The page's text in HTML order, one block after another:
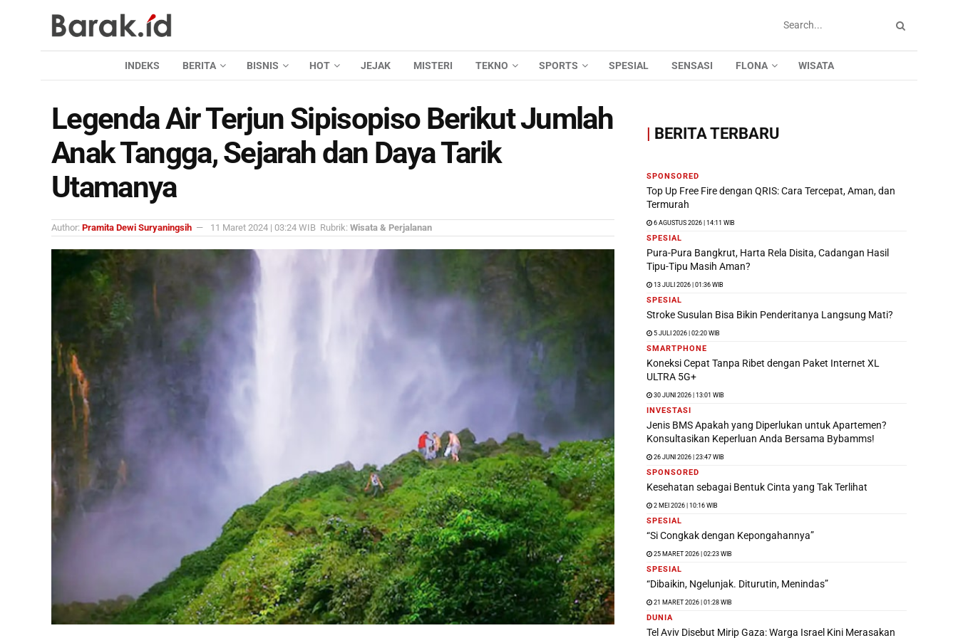
INDEKS BERITA BISNIS HOT JEJAK MISTERI TEKNO SPORTS SPESIAL SENSASI FLONA WISATA
Legenda Air Terjun Sipisopiso Berikut Jumlah
Anak Tangga, Sejarah dan Daya Tarik
Utamanya
Author: Pramita Dewi Suryaningsih 11 Maret 2024 | 03:24 WIB Rubrik: Wisata & Perjalanan
| BERITA TERBARU
SPONSORED
Top Up Free Fire dengan QRIS: Cara Tercepat, Aman, dan
Termurah
6 AGUSTUS 2026 | 14:11 WIB
SPESIAL
Pura-Pura Bangkrut, Harta Rela Disita, Cadangan Hasil
Tipu-Tipu Masih Aman?
13 JULI 2026 | 01:36 WIB
SPESIAL
Stroke Susulan Bisa Bikin Penderitanya Langsung Mati?
5 JULI 2026 | 02:20 WIB
SMARTPHONE
Koneksi Cepat Tanpa Ribet dengan Paket Internet XL
ULTRA 5G+
30 JUNI 2026 | 13:01 WIB
INVESTASI
Jenis BMS Apakah yang Diperlukan untuk Apartemen?
Konsultasikan Keperluan Anda Bersama Bybamms!
26 JUNI 2026 | 23:47 WIB
SPONSORED
Kesehatan sebagai Bentuk Cinta yang Tak Terlihat
2 MEI 2026 | 10:16 WIB
SPESIAL
“Si Congkak dengan Kepongahannya”
25 MARET 2026 | 02:23 WIB
SPESIAL
“Dibaikin, Ngelunjak. Diturutin, Menindas”
21 MARET 2026 | 01:28 WIB
DUNIA
Tel Aviv Disebut Mirip Gaza: Warga Israel Kini Merasakan